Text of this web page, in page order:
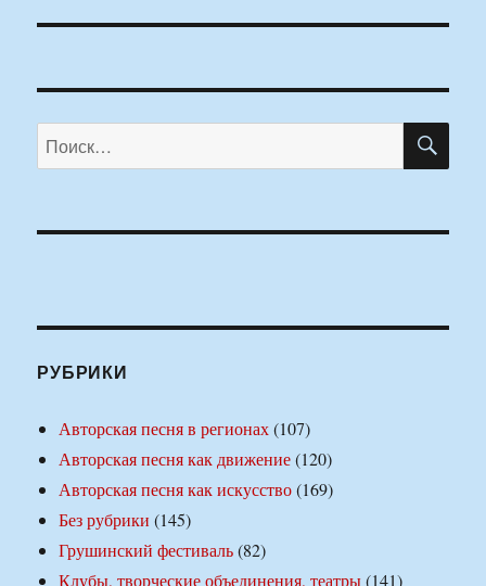
Искать:
РУБРИКИ
Авторская песня в регионах(107)
Авторская песня как движение(120)
Авторская песня как искусство(169)
Без рубрики (145)
Грушинский фестиваль(82)
Клубы, творческие объединения, театры(141)